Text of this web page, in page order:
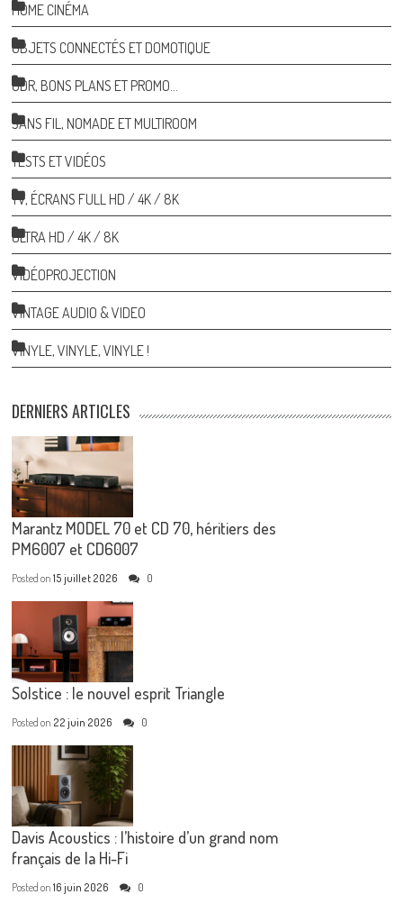
HOME CINÉMA
OBJETS CONNECTÉS ET DOMOTIQUE
ODR, BONS PLANS ET PROMO…
SANS FIL, NOMADE ET MULTIROOM
TESTS ET VIDÉOS
TV, ÉCRANS FULL HD / 4K / 8K
ULTRA HD / 4K / 8K
VIDÉOPROJECTION
VINTAGE AUDIO & VIDEO
VINYLE, VINYLE, VINYLE !
DERNIERS ARTICLES
Marantz MODEL 70 et CD 70, héritiers des
PM6007 et CD6007
Posted on15 juillet 2026 0
Solstice : le nouvel esprit Triangle
Posted on 22 juin 2026 0
Davis Acoustics : l’histoire d’un grand nom
français de la Hi-Fi
Posted on16 juin 2026 0